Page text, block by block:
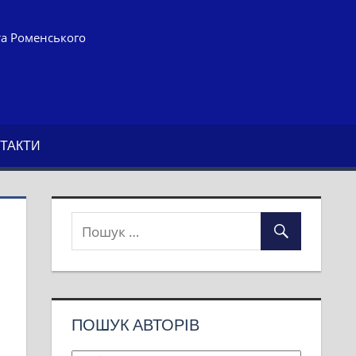
Роменського
ПОШУК АВТОРІВ